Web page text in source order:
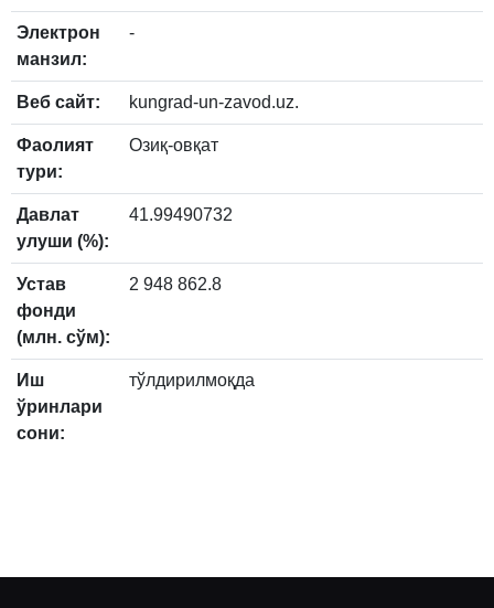
Электрон
манзил:
-
Веб сайт: kungrad-un-zavod.uz.
Фаолият
тури:
Озиқ-овқат
Давлат
улуши (%):
41.99490732
Устав
фонди
(млн. сўм):
2 948 862.8
Иш
ўринлари
сони:
тўлдирилмоқда